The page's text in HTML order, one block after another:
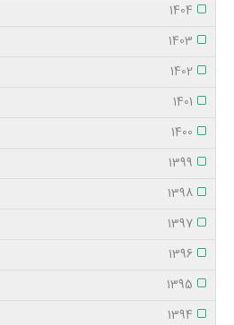
1404
1403
1402
1401
1400
1399
1398
1397
1396
1395
1394